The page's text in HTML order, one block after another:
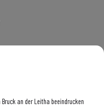
an der Leitha beeindrucken